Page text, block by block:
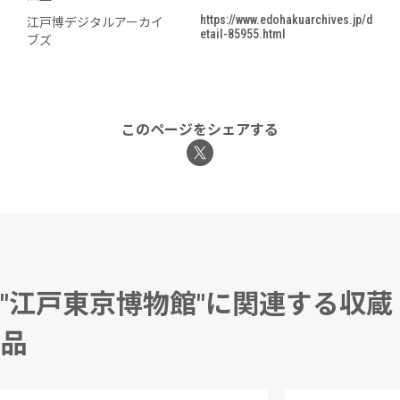
江戸博デジタルアーカイ
ブズ
https://www.edohakuarchives.jp/d
etail-85955.html
このページをシェアする
"江戸東京博物館"に関連する収蔵
品